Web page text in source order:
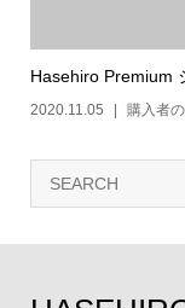
Hasehiro
2020.11.05 購入者